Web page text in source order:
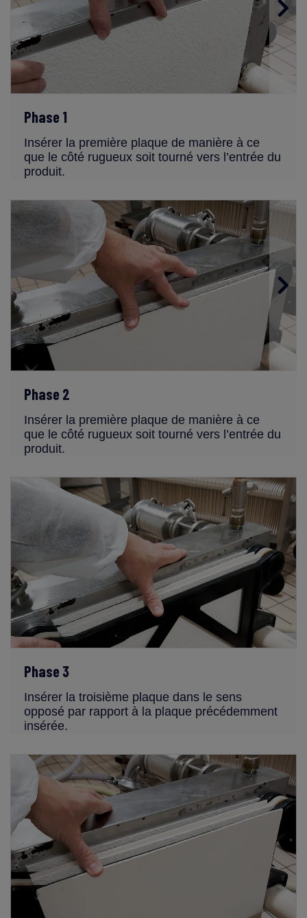
Phase 1
Insérer la première plaque de manière à ce
que le côté rugueux soit tourné vers l’entrée du
produit.
Phase 2
Insérer la première plaque de manière à ce
que le côté rugueux soit tourné vers l’entrée du
produit.
Phase 3
Insérer la troisième plaque dans le sens
opposé par rapport à la plaque précédemment
insérée.